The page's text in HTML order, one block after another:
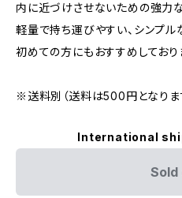
内に近づけさせないための強力な
軽量で持ち運びやすい、シンプ
初めての方にもおすすめしており
※送料別（送料は500円となりま
International
Sold